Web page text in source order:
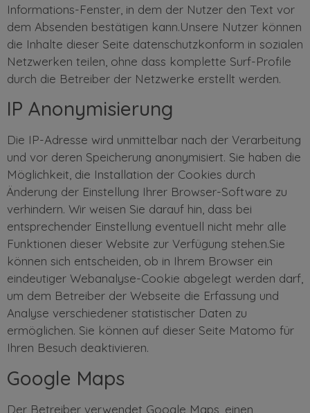
Informations-Fenster, in dem der Nutzer den Text vor
dem Absenden bestätigen kann.Unsere Nutzer können
die Inhalte dieser Seite datenschutzkonform in sozialen
Netzwerken teilen, ohne dass komplette Surf-Profile
durch die Betreiber der Netzwerke erstellt werden.
IP Anonymisierung
Die IP-Adresse wird unmittelbar nach der Verarbeitung
und vor deren Speicherung anonymisiert. Sie haben die
Möglichkeit, die Installation der Cookies durch
Änderung der Einstellung Ihrer Browser-Software zu
verhindern. Wir weisen Sie darauf hin, dass bei
entsprechender Einstellung eventuell nicht mehr alle
Funktionen dieser Website zur Verfügung stehen.Sie
können sich entscheiden, ob in Ihrem Browser ein
eindeutiger Webanalyse-Cookie abgelegt werden darf,
um dem Betreiber der Webseite die Erfassung und
Analyse verschiedener statistischer Daten zu
ermöglichen. Sie können auf dieser Seite Matomo für
Ihren Besuch deaktivieren.
Google Maps
Der Betreiber verwendet Google Maps, einen